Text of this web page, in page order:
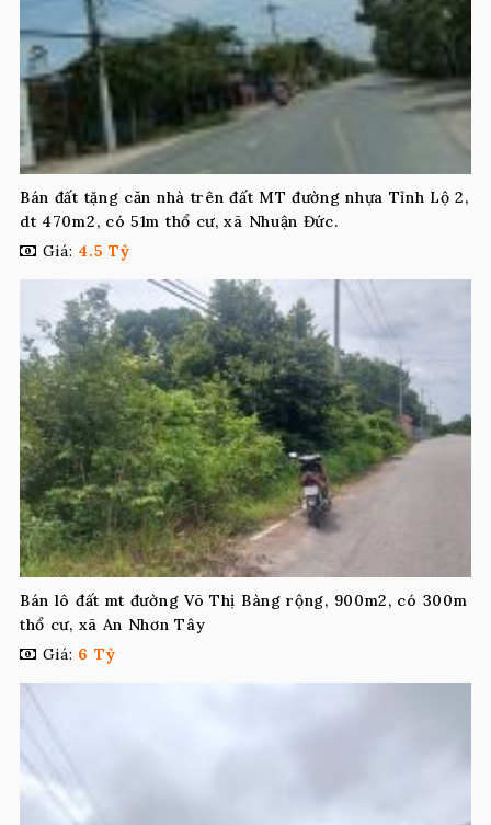
Bán đất tặng căn nhà trên đất MT đường nhựa Tỉnh Lộ 2,
dt 470m2, có 51m thổ cư, xã Nhuận Đức.
Giá: 4.5 Tỷ
Bán lô đất mt đường Võ Thị Bàng rộng, 900m2, có 300m
thổ cư, xã An Nhơn Tây
Giá: 6 Tỷ